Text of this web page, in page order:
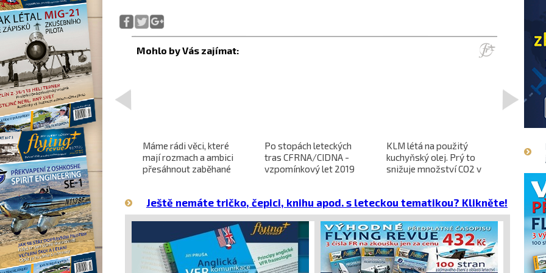
Projekt nadzvukového
letounu X-59 QueSST
směřuje k prvnímu letu
Máme rádi věci, které
mají rozmach a ambici
přesáhnout zaběhané
Po stopách leteckých
tras CFRNA/CIDNA -
vzpomínkový let 2019
KLM létá na použitý
kuchyňský olej. Prý to
snižuje množství CO2 v
L-610
projekt
>
Ještě nemáte tričko, čepici, knihu apod. s leteckou tematikou? Klikněte!